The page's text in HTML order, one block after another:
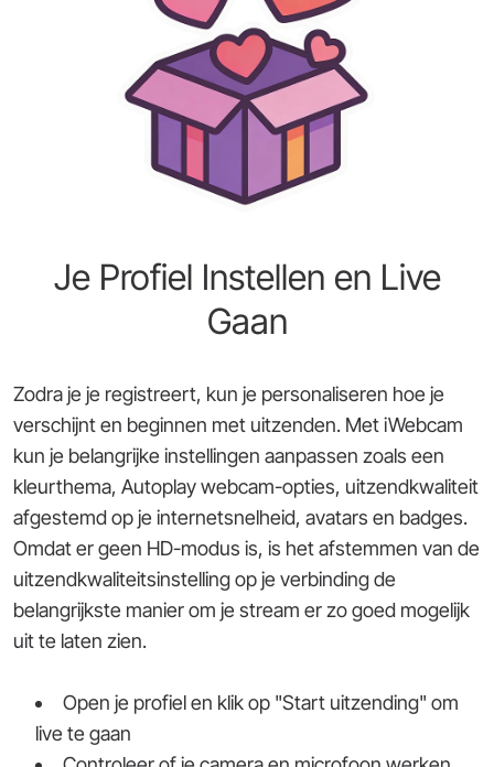
Je Profiel Instellen en Live
Gaan
Zodra je je registreert, kun je personaliseren hoe je
verschijnt en beginnen met uitzenden. Met iWebcam
kun je belangrijke instellingen aanpassen zoals een
kleurthema, Autoplay webcam-opties, uitzendkwaliteit
afgestemd op je internetsnelheid, avatars en badges.
Omdat er geen HD-modus is, is het afstemmen van de
uitzendkwaliteitsinstelling op je verbinding de
belangrijkste manier om je stream er zo goed mogelijk
uit te laten zien.
Open je profiel en klik op "Start uitzending" om
live te gaan